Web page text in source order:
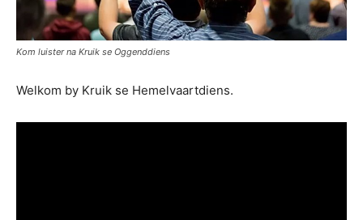
Kom luister na Kruik se Oggenddiens
Welkom by Kruik se Hemelvaartdiens.